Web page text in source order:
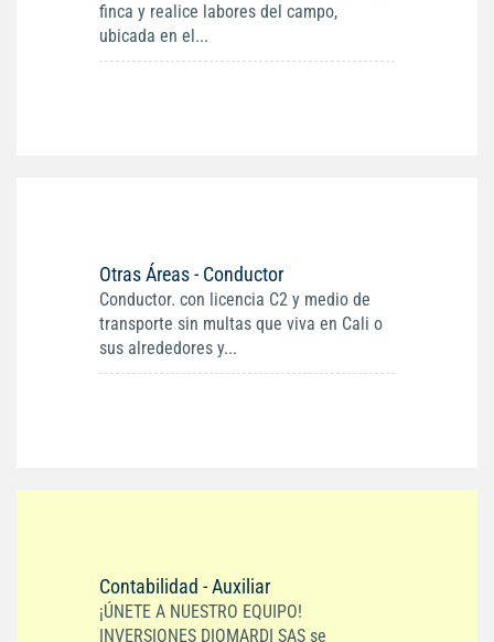
finca y realice labores del campo,
ubicada en el...
Otras Áreas - Conductor
Conductor. con licencia C2 y medio de
transporte sin multas que viva en Cali o
sus alrededores y...
Contabilidad - Auxiliar
¡ÚNETE A NUESTRO EQUIPO!
INVERSIONES DIOMARDI SAS se